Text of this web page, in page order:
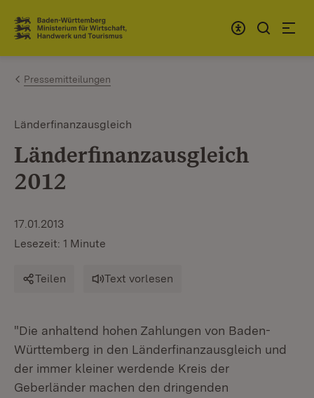
Zum Inhalt springen
Link zur Startseite
Pressemitteilungen
Länderfinanzausgleich
Länderfinanzausgleich
2012
17.01.2013
Lesezeit: 1 Minute
Teilen Text vorlesen
"Die anhaltend hohen Zahlungen von Baden-
Württemberg in den Länderfinanzausgleich und
der immer kleiner werdende Kreis der
Geberländer machen den dringenden